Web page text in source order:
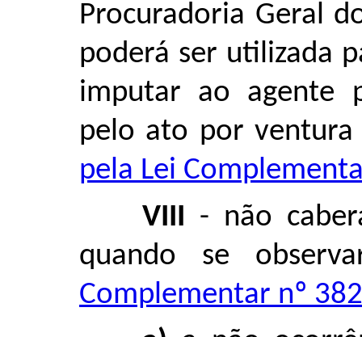
Procuradoria Geral
poderá ser utilizada
imputar ao agente
pelo ato por
pela Lei
VIII - não
quando se
Complementar nº